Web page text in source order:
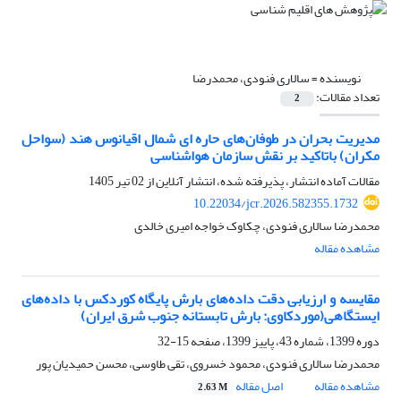
نویسنده =سالاری فنودی، محمدرضا
تعداد مقالات: 2
مدیریت بحران در طوفان‌های حاره ای شمال اقیانوس هند (سواحل
مکران) باتاکید بر نقش سازمان هواشناسی
مقالات آماده انتشار، پذیرفته شده، انتشار آنلاین از02 تیر 1405
10.22034/jcr.2026.582355.1732
محمدرضا سالاری فنودی، چکاوک خواجه امیری خالدی
مشاهده مقاله
مقایسه و ارزیابی دقت داده‌های بارش پایگاه کوردکس با داده‌های
ایستگاهی(موردکاوی: بارش تابستانه جنوب شرق ایران)
دوره 1399، شماره 43، پاییز 1399، صفحه
15-32
محمدرضا سالاری فنودی، محمود خسروی، تقی طاوسی، محسن حمیدیان پور
مشاهده مقاله
اصل مقاله 2.63 M